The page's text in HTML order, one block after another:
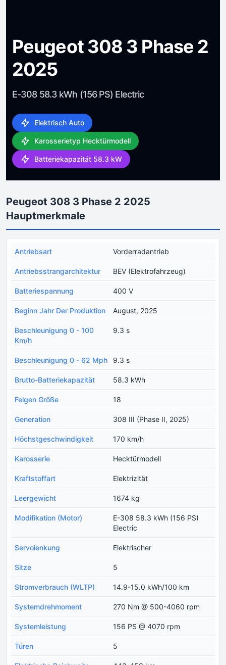
Peugeot 308 3 Phase 2
2025
E-308 58.3 kWh (156 PS) Electric
Elektrisch Auto
Karosserietyp Hecktürmodell
Batteriekapazität 58.3 kW
Peugeot 308 3 Phase 2 2025
Hauptmerkmale
Antriebsart Vorderradantrieb
Antriebsstrangarchitektur BEV (Elektrofahrzeug)
Batteriespannung 400 V
Beginn Jahr Der Produktion August, 2025
Beschleunigung 0 - 100
Km/h
9.3 s
Beschleunigung 0 - 62 Mph 9.3 s
Brutto-Batteriekapazität 58.3 kWh
Felgen Größe 18
Generation 308 III (Phase II, 2025)
Höchstgeschwindigkeit 170 km/h
Karosserie Hecktürmodell
Kraftstoffart Elektrizität
Leergewicht 1674 kg
Modifikation (Motor)
E-308 58.3 kWh (156 PS)
Electric
Servolenkung Elektrischer
Sitze 5
Stromverbrauch (WLTP) 14.9-15.0 kWh/100 km
Systemdrehmoment 270 Nm @ 500-4060 rpm
Systemleistung 156 PS @ 4070 rpm
Türen 5